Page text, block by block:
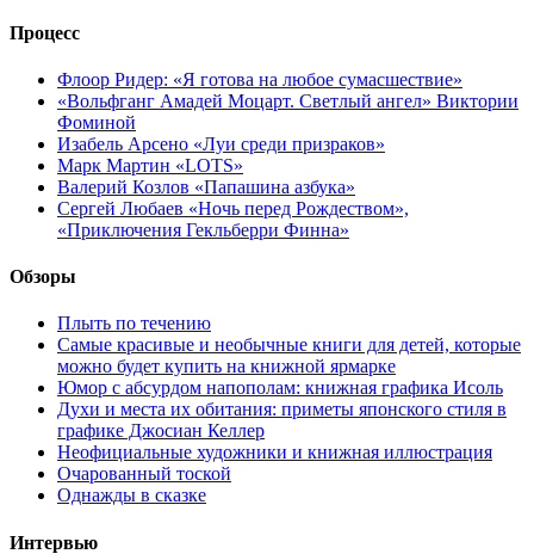
Процесс
Флоор Ридер: «Я готова на любое сумасшествие»
«Вольфганг Амадей Моцарт. Светлый ангел» Виктории
Фоминой
Изабель Арсено «Луи среди призраков»
Марк Мартин «LOTS»
Валерий Козлов «Папашина азбука»
Сергей Любаев «Ночь перед Рождеством»,
«Приключения Гекльберри Финна»
Обзоры
Плыть по течению
Самые красивые и необычные книги для детей, которые
можно будет купить на книжной ярмарке
Юмор с абсурдом напополам: книжная графика Исоль
Духи и места их обитания: приметы японского стиля в
графике Джосиан Келлер
Неофициальные художники и книжная иллюстрация
Очарованный тоской
Однажды в сказке
Интервью